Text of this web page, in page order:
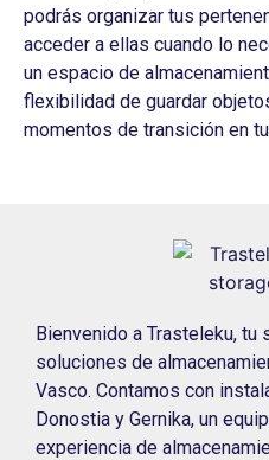
podrás organizar tus
acceder a ellas cuando lo
un espacio de
flexibilidad de guardar
momentos de transición en
Bienvenido a Trasteleku, tu
soluciones de
Vasco. Contamos con
Donostia y Gernika, un
experiencia de